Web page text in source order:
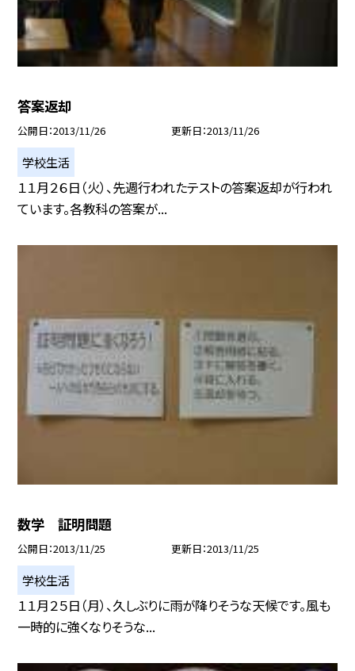
答案返却
公開日 2013/11/26 更新日 2013/11/26
学校生活
１１月２６日（火）、先週行われたテストの答案返却が行われ
ています。各教科の答案が...
数学 証明問題
公開日 2013/11/25 更新日 2013/11/25
学校生活
１１月２５日（月）、久しぶりに雨が降りそうな天候です。風も
一時的に強くなりそうな...